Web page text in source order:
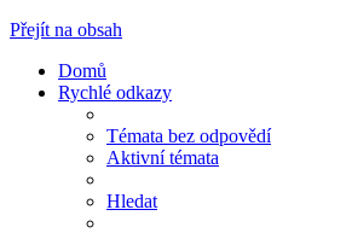
Přejít na obsah
Domů
Rychlé odkazy
Témata bez odpovědí
Aktivní témata
Hledat